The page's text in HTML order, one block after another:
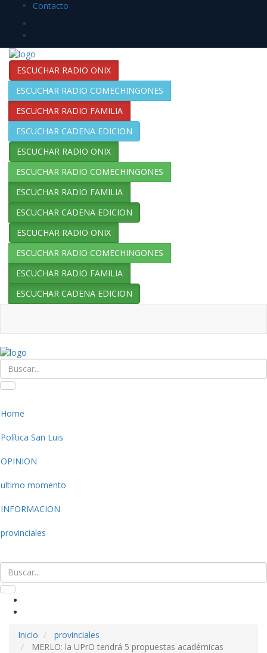
Contacto
ESCUCHAR RADIO ONIX
ESCUCHAR RADIO COMECHINGONES
ESCUCHAR RADIO FAMILIA
ESCUCHAR CADENA EDICION
ESCUCHAR RADIO ONIX
ESCUCHAR RADIO COMECHINGONES
ESCUCHAR RADIO FAMILIA
ESCUCHAR CADENA EDICION
ESCUCHAR RADIO ONIX
ESCUCHAR RADIO COMECHINGONES
ESCUCHAR RADIO FAMILIA
ESCUCHAR CADENA EDICION
Home
Política San Luis
OPINION
ultimo momento
INFORMACION
provinciales
Inicio
provinciales
MERLO: la UPrO tendrá 5 propuestas académicas